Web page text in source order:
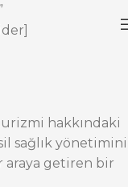
hakkındaki
sağlık yönetimini
araya getiren bir